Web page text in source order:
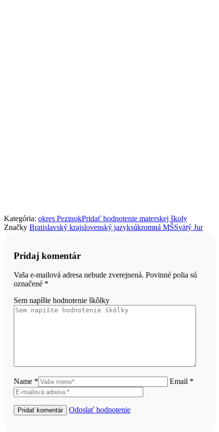
Kategória: okres PezinokPridať hodnotenie materskej školy
Značky Bratislavský krajslovenský jazyksúkromná MŠSvätý Jur
Pridaj komentár
Vaša e-mailová adresa nebude zverejnená. Povinné polia sú
označené *
Sem napíšte hodnotenie škôlky
Name * Email *
Odoslať hodnotenie